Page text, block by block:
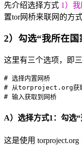
先介绍选择方式 1）
置tor网桥来联网的方
2）勾选“我所在
这里有三个选项，即
# 选择内置网桥
# 从torproject.org获取
A）选择方式1：勾选
这是使用